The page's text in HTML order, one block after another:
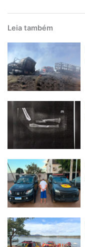
Leia também